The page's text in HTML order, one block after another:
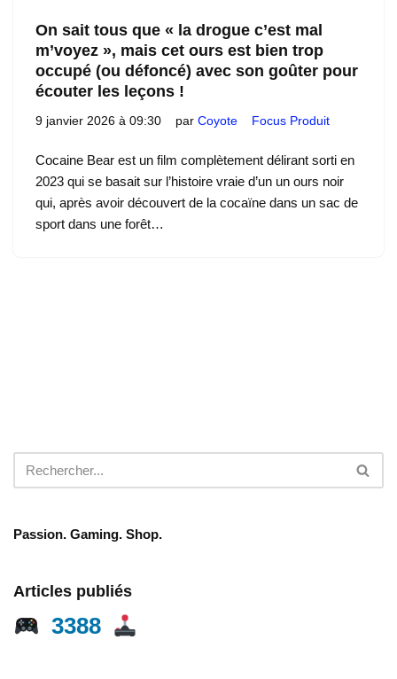
On sait tous que « la drogue c’est mal
m’voyez », mais cet ours est bien trop
occupé (ou défoncé) avec son goûter pour
écouter les leçons !
9 janvier 2026 à 09:30 par Coyote Focus Produit
Cocaine Bear est un film complètement délirant sorti en
2023 qui se basait sur l’histoire vraie d’un un ours noir
qui, après avoir découvert de la cocaïne dans un sac de
sport dans une forêt…
Passion. Gaming. Shop.
Articles publiés
3388